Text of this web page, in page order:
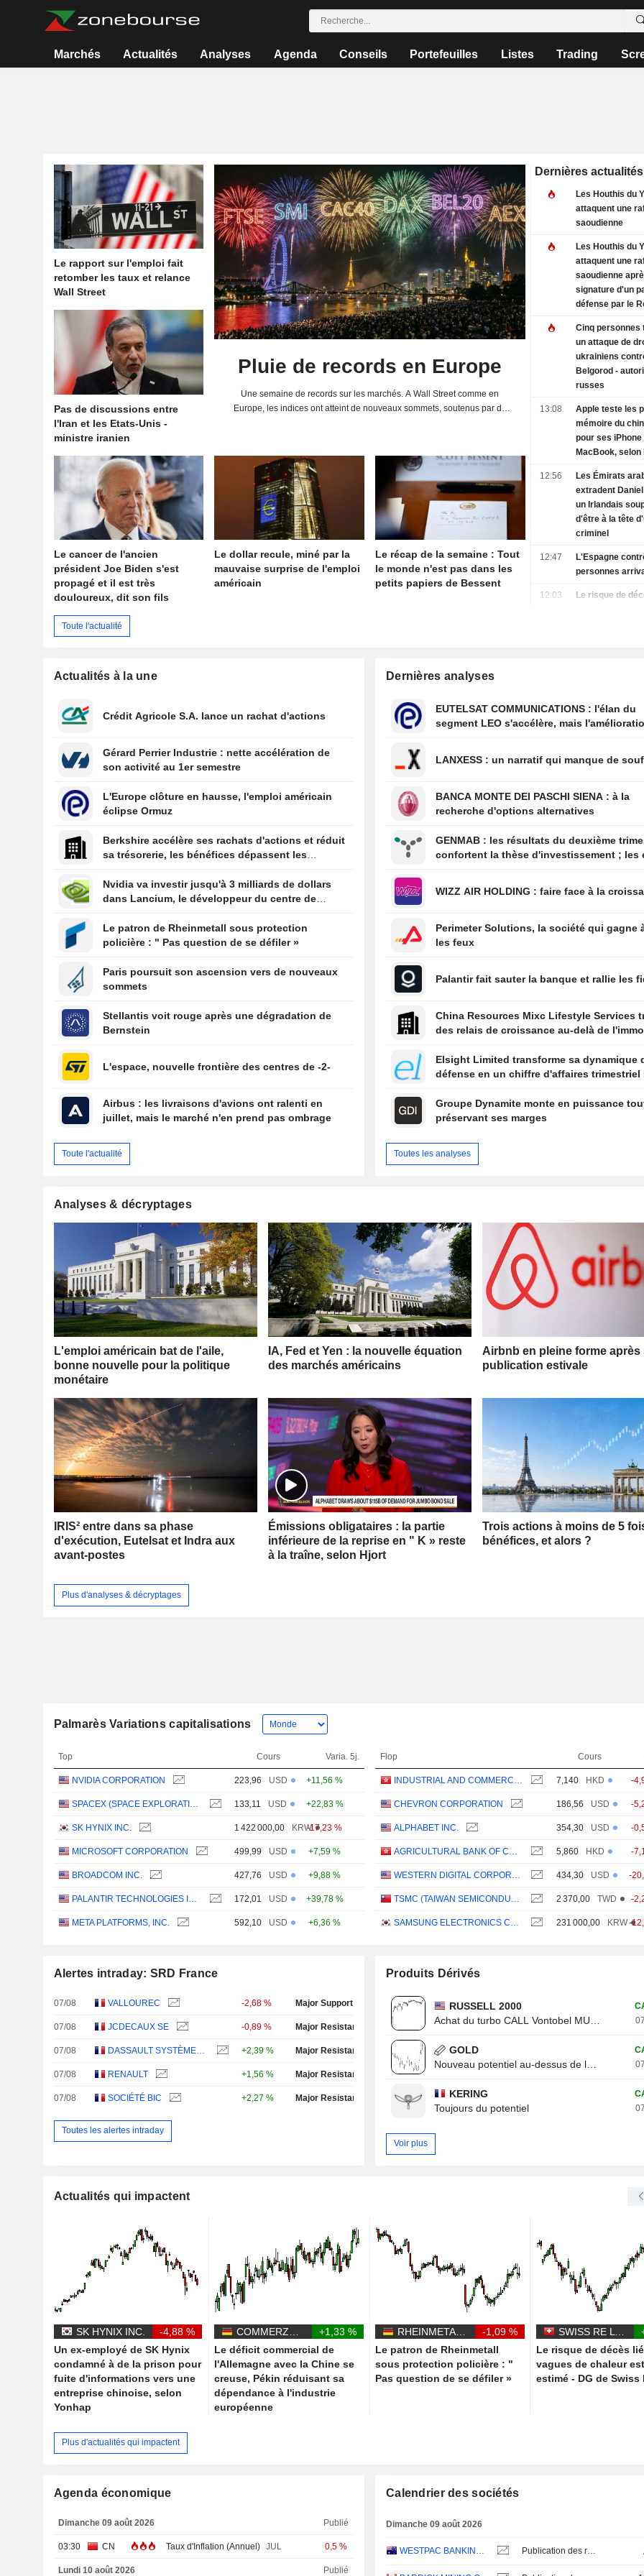
Marchés Actualités Analyses Agenda Conseils Portefeuilles Listes Trading
Le rapport sur l'emploi fait
retomber les taux et relance
Wall Street
Pas de discussions entre
l'Iran et les Etats-Unis -
ministre iranien
Pluie de records en Europe
Une semaine de records sur les marchés. A Wall Street comme en
Europe, les indices ont atteint de nouveaux sommets, soutenus par de
Le cancer de l'ancien
président Joe Biden s'est
propagé et il est très
douloureux, dit son fils
Le dollar recule, miné par la
mauvaise surprise de l'emploi
américain
Le récap de la semaine : Tout
le monde n'est pas dans les
petits papiers de Bessent
Dernières actualités
Les Houthis du
attaquent une
saoudienne
Les Houthis du
attaquent une
saoudienne
signature d'un
défense par le
Cinq personnes
un attaque de
ukrainiens
Belgorod -
russes
13:08
Apple teste les
mémoire du
pour ses iPhone
MacBook, selon
12:56
Les Émirats
extradent
un Irlandais
d'être à la tête
criminel
12:47
L'Espagne
personnes
12:03
Le risque de
surveillance des
sociaux, selon
aux vagues de
Re
l'Iran et les
ministre iranien
Toute l'actualité
Actualités à la une
Crédit Agricole S.A. lance un rachat d'actions
Gérard Perrier Industrie : nette accélération de
son activité au 1er semestre
L'Europe clôture en hausse, l'emploi américain
éclipse Ormuz
Berkshire accélère ses rachats d'actions et réduit
sa trésorerie, les bénéfices dépassent les
Nvidia va investir jusqu'à 3 milliards de dollars
dans Lancium, le développeur du centre de
Le patron de Rheinmetall sous protection
policière : " Pas question de se défiler »
Paris poursuit son ascension vers de nouveaux
sommets
Stellantis voit rouge après une dégradation de
Bernstein
L'espace, nouvelle frontière des centres de -2-
Airbus : les livraisons d'avions ont ralenti en
juillet, mais le marché n'en prend pas ombrage
Toute l'actualité
Dernières analyses
EUTELSAT COMMUNICATIONS : l'élan du
segment LEO s'accélère, mais
LANXESS : un narratif qui manque de
BANCA MONTE DEI PASCHI SIENA : à la
recherche d'options alternatives
GENMAB : les résultats du deuxième trimestre
confortent la thèse d'investissement ; les
WIZZ AIR HOLDING : faire face à la
Perimeter Solutions, la société qui gagne
les feux
Palantir fait sauter la banque et rallie les
China Resources Mixc Lifestyle Services
des relais de croissance au-delà de
Elsight Limited transforme sa dynamique
défense en un chiffre d'affaires trimestriel
Groupe Dynamite monte en puissance
préservant ses marges
Toutes les analyses
Analyses & décryptages
L'emploi américain bat de l'aile,
bonne nouvelle pour la politique
monétaire
IA, Fed et Yen : la nouvelle équation
des marchés américains
Airbnb en pleine forme après
publication estivale
IRIS² entre dans sa phase
d'exécution, Eutelsat et Indra aux
avant-postes
Émissions obligataires : la partie
inférieure de la reprise en " K » reste
à la traîne, selon Hjort
Trois actions à moins de 5
bénéfices, et alors ?
Plus d'analyses & décryptages
Palmarès Variations capitalisations
Top Cours Varia. 5j.
NVIDIA CORPORATION 223,96 USD +11,56 %
133,11 USD +22,83 %
SK HYNIX INC. 1 422 000,00 KRW-17,23 %
MICROSOFT CORPORATION 499,99 USD +7,59 %
BROADCOM INC. 427,76 USD +9,88 %
172,01 USD +39,78 %
META PLATFORMS, INC. 592,10 USD +6,36 %
Flop Cours
7,140 HKD -
CHEVRON CORPORATION 186,56 USD -
ALPHABET INC. 354,30 USD -
5,860 HKD -
434,30 USD -
2 370,00 TWD -
231 000,00 KRW-
Alertes intraday: SRD France
07/08 VALLOUREC -2,68 % Major Support Test
07/08 JCDECAUX SE -0,89 % Major Resistance Test
07/08 +2,39 % Major Resistance Test
07/08 RENAULT +1,56 % Major Resistance Test
07/08 SOCIÉTÉ BIC +2,27 % Major Resistance Test
Toutes les alertes intraday
Produits Dérivés
RUSSELL 2000
Achat du turbo CALL Vontobel MU13V
GOLD
Nouveau potentiel au-dessus de la résistance
KERING
Toujours du potentiel
Voir plus
Actualités qui impactent
SK HYNIX INC.
-4,88 %
Un ex-employé de SK Hynix
condamné à de la prison pour
fuite d'informations vers une
entreprise chinoise, selon
Yonhap
+1,33 %
Le déficit commercial de
l'Allemagne avec la Chine se
creuse, Pékin réduisant sa
dépendance à l'industrie
européenne
-1,09 %
Le patron de Rheinmetall
sous protection policière : "
Pas question de se défiler »
Le risque de décès
vagues de chaleur
estimé - DG de Swiss
Plus d'actualités qui impactent
Agenda économique
Dimanche 09 août 2026 Publié
03:30 CN Taux d'Inflation (Annuel) JUL 0,5 %
Lundi 10 août 2026 Publié
Calendrier des sociétés
Dimanche 09 août 2026
WESTPAC BANKING CORPORATION Publication des résultats - Q3 2026